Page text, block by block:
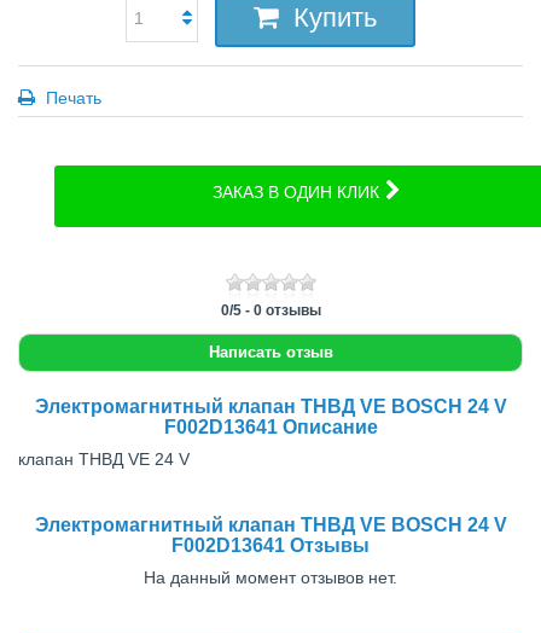
Купить
Печать
ЗАКАЗ В ОДИН КЛИК
0/5- 0отзывы
Написать отзыв
Электромагнитный клапан ТНВД VE BOSCH 24 V
F002D13641 Описание
клапан ТНВД VE 24 V
Электромагнитный клапан ТНВД VE BOSCH 24 V
F002D13641 Отзывы
На данный момент отзывов нет.